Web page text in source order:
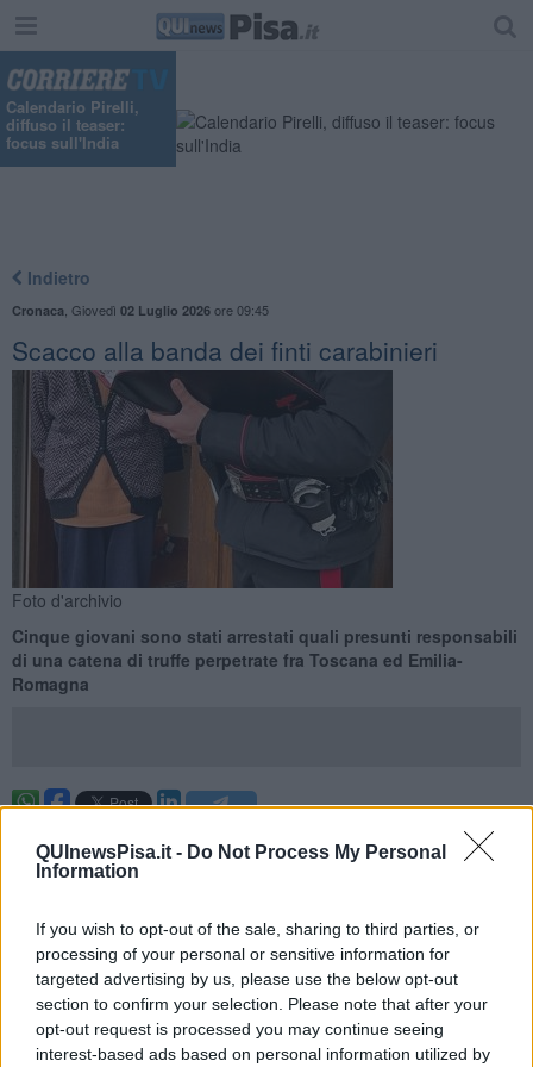
QUInewsPisa.it - Do Not Process My Personal
Information
If you wish to opt-out of the sale, sharing to third parties, or
processing of your personal or sensitive information for
targeted advertising by us, please use the below opt-out
section to confirm your selection. Please note that after your
opt-out request is processed you may continue seeing
interest-based ads based on personal information utilized by
Calendario Pirelli,
diffuso il teaser:
focus sull'India
Indietro
Cronaca Giovedì 02 Luglio 2026ore 09:45
Scacco alla banda dei finti carabinieri
Foto d'archivio
Cinque giovani sono stati arrestati quali presunti responsabili
di una catena di truffe perpetrate fra Toscana ed Emilia-
Romagna
Scacco matto a
una banda difinti esponenti delle forze dell'ordine, carabinieri in
primis:5 presunti truffatori fra 20 e 24 anni
carabinieri di Imola al culmine di un'indagine coordinata dalla
procura di Firenze.
Sono ritenuti parte di un'associazione a delinquere finalizzata a
estorsioni con gravi minacce, spesso ad anziani, con la tecnica del
'finto carabiniere' o appartenente ad altre forze di polizia. I fatti
contestati sono stati commessi in diverse province italiane, tra cui